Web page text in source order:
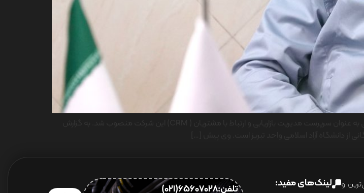
و
لینک‌های مفید: تلفن:65607028(021)